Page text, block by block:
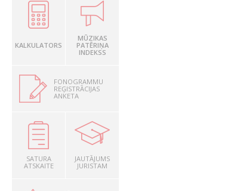
KALKULATORS
MŪZIKAS
PATĒRIŅA
INDEKSS
FONOGRAMMU
REĢISTRĀCIJAS
ANKETA
SATURA
ATSKAITE
JAUTĀJUMS
JURISTAM